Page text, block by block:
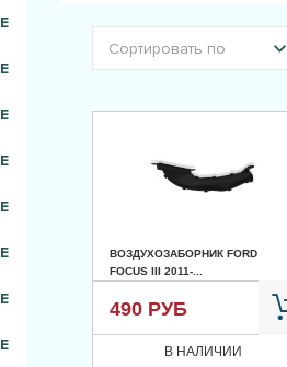
Сортировать по
ВОЗДУХОЗАБОРНИК FORD
FOCUS III 2011-...
490 РУБ
В НАЛИЧИИ